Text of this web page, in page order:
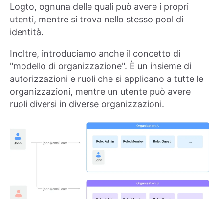
Logto, ognuna delle quali può avere i propri
utenti, mentre si trova nello stesso pool di
identità.
Inoltre, introduciamo anche il concetto di
"modello di organizzazione". È un insieme di
autorizzazioni e ruoli che si applicano a tutte le
organizzazioni, mentre un utente può avere
ruoli diversi in diverse organizzazioni.